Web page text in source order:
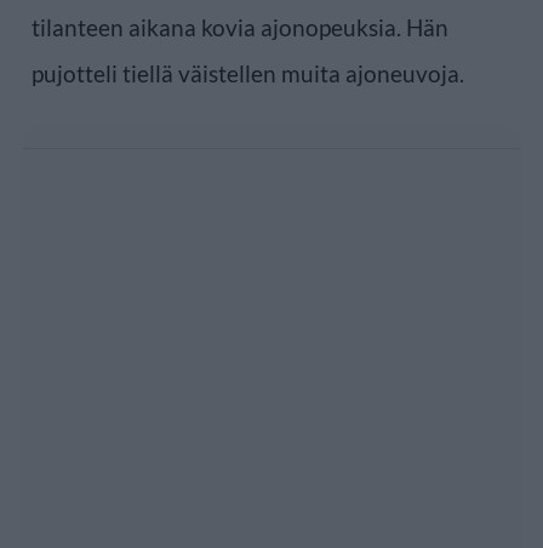
tilanteen aikana kovia ajonopeuksia. Hän
pujotteli tiellä väistellen muita ajoneuvoja.